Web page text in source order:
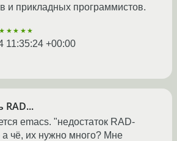
и прикладных программистов.
★★★★★
11:35:24 +00:00
RAD...
emacs. "недостаток RAD-
а чё, их нужно много? Мне